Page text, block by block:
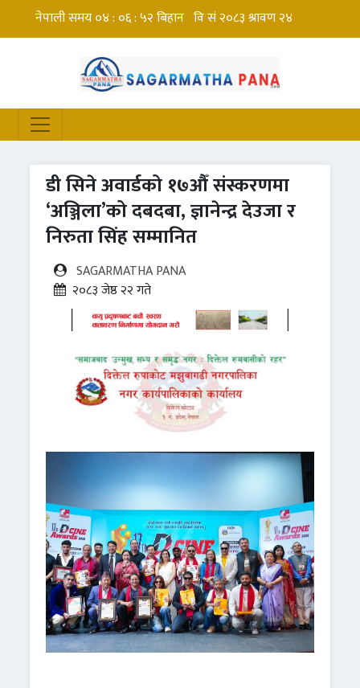
डी सिने अवार्डको १७औँ संस्करणमा
‘अञ्जिला’को दबदबा, ज्ञानेन्द्र देउजा र
निरुता सिंह सम्मानित
SAGARMATHA PANA
२०८३ जेष्ठ २२ गते